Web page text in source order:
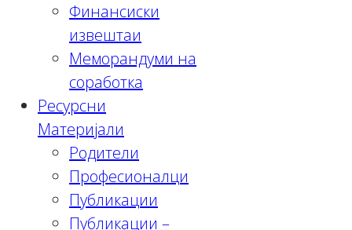
Финансиски
извештаи
Меморандуми на
соработка
Ресурсни
Материјали
Родители
Професионалци
Публикации
Публикации –